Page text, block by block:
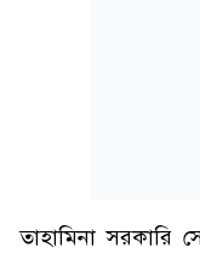
তাহামিনা সরকারি